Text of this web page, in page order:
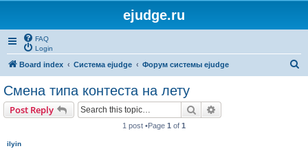
ejudge.ru
FAQ
Login
Board index Система ejudge Форум системы ejudge
Смена типа контеста на лету
Post Reply Search
1 post •Page 1 of 1
ilyin